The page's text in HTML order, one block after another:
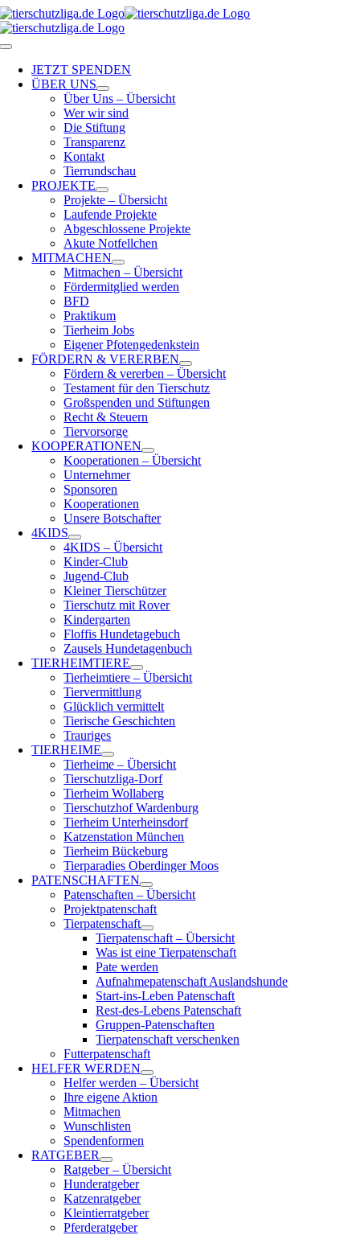
Skip
to
content
Toggle
NavigationJETZT SPENDEN
ÜBER UNS
Über Uns – Übersicht
Wer wir sind
Die Stiftung
Transparenz
Kontakt
Tierrundschau
PROJEKTE
Projekte – Übersicht
Laufende Projekte
Abgeschlossene Projekte
Akute Notfellchen
MITMACHEN
Mitmachen – Übersicht
Fördermitglied werden
BFD
Praktikum
Tierheim Jobs
Eigener Pfotengedenkstein
FÖRDERN & VERERBEN
Fördern & vererben – Übersicht
Testament für den Tierschutz
Großspenden und Stiftungen
Recht & Steuern
Tiervorsorge
KOOPERATIONEN
Kooperationen – Übersicht
Unternehmer
Sponsoren
Kooperationen
Unsere Botschafter
4KIDS
4KIDS – Übersicht
Kinder-Club
Jugend-Club
Kleiner Tierschützer
Tierschutz mit Rover
Kindergarten
Floffis Hundetagebuch
Zausels Hundetagenbuch
TIERHEIMTIERE
Tierheimtiere – Übersicht
Tiervermittlung
Glücklich vermittelt
Tierische Geschichten
Trauriges
TIERHEIME
Tierheime – Übersicht
Tierschutzliga-Dorf
Tierheim Wollaberg
Tierschutzhof Wardenburg
Tierheim Unterheinsdorf
Katzenstation München
Tierheim Bückeburg
Tierparadies Oberdinger Moos
PATENSCHAFTEN
Patenschaften – Übersicht
Projektpatenschaft
Tierpatenschaft
Tierpatenschaft – Übersicht
Was ist eine Tierpatenschaft
Pate werden
Aufnahmepatenschaft Auslandshunde
Start-ins-Leben Patenschaft
Rest-des-Lebens Patenschaft
Gruppen-Patenschaften
Tierpatenschaft verschenken
Futterpatenschaft
HELFER WERDEN
Helfer werden – Übersicht
Ihre eigene Aktion
Mitmachen
Wunschlisten
Spendenformen
RATGEBER
Ratgeber – Übersicht
Hunderatgeber
Katzenratgeber
Kleintierratgeber
Pferderatgeber